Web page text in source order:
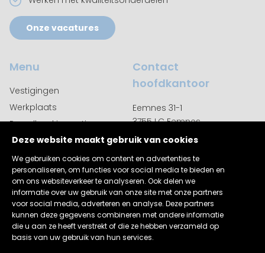
Onze vacatures
Menu
Vestigingen
Werkplaats
Puzzelboekjes actie
Over ons
Contact
Contact
hoofdkantoor
Eemnes 31-1
3755 LC Eemnes
035 542 9350
Copyright 2025 AutoExcellent |Disclaimer|
Privacyverklaring
Deze website maakt gebruik van cookies
We gebruiken cookies om content en advertenties te
personaliseren, om functies voor social media te bieden en
om ons websiteverkeer te analyseren. Ook delen we
informatie over uw gebruik van onze site met onze partners
voor social media, adverteren en analyse. Deze partners
kunnen deze gegevens combineren met andere informatie
die u aan ze heeft verstrekt of die ze hebben verzameld op
basis van uw gebruik van hun services.